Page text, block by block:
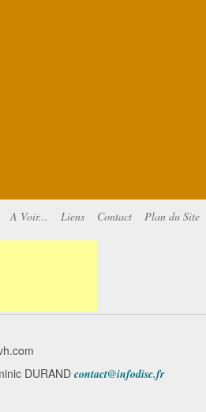
A Voir... Liens Contact Plan du Site
DURAND contact@infodisc.fr